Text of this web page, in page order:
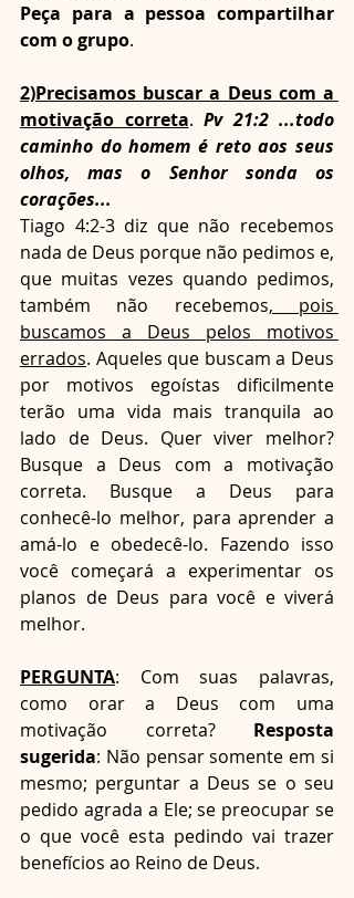
Peça para a pessoa compartilhar
com o grupo.
2)Precisamos buscar a Deus com a
motivação correta. Pv 21:2 ...todo
caminho do homem é reto aos seus
olhos, mas o Senhor sonda os
corações...
Tiago 4:2-3 diz que não recebemos
nada de Deus porque não pedimos e,
que muitas vezes quando pedimos,
também não recebemos, pois
buscamos a Deus pelos motivos
errados. Aqueles que buscam a Deus
por motivos egoístas dificilmente
terão uma vida mais tranquila ao
lado de Deus. Quer viver melhor?
Busque a Deus com a motivação
correta. Busque a Deus para
conhecê-lo melhor, para aprender a
amá-lo e obedecê-lo. Fazendo isso
você começará a experimentar os
planos de Deus para você e viverá
melhor.
PERGUNTA: Com suas palavras,
como orar a Deus com uma
motivação correta? Resposta
sugerida: Não pensar somente em si
mesmo; perguntar a Deus se o seu
pedido agrada a Ele; se preocupar se
o que você esta pedindo vai trazer
benefícios ao Reino de Deus.